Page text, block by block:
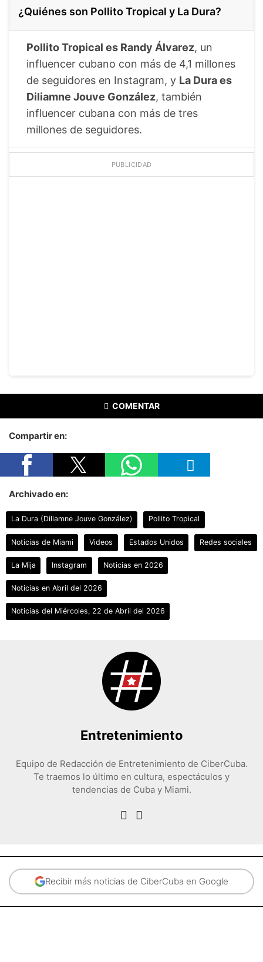
¿Quiénes son Pollito Tropical y La Dura?
Pollito Tropical es Randy Álvarez, un
influencer cubano con más de 4,1 millones
de seguidores en Instagram, y La Dura es
Diliamne Jouve González, también
influencer cubana con más de tres
millones de seguidores.
PUBLICIDAD
COMENTAR
Compartir en:
Archivado en:
La Dura (Diliamne Jouve González) Pollito Tropical
Noticias de Miami Videos Estados Unidos Redes sociales
La Mija Instagram Noticias en 2026
Noticias en Abril del 2026
Noticias del Miércoles, 22 de Abril del 2026
Entretenimiento
Equipo de Redacción de Entretenimiento de CiberCuba.
Te traemos lo último en cultura, espectáculos y
tendencias de Cuba y Miami.
Recibir más noticias de CiberCuba en Google